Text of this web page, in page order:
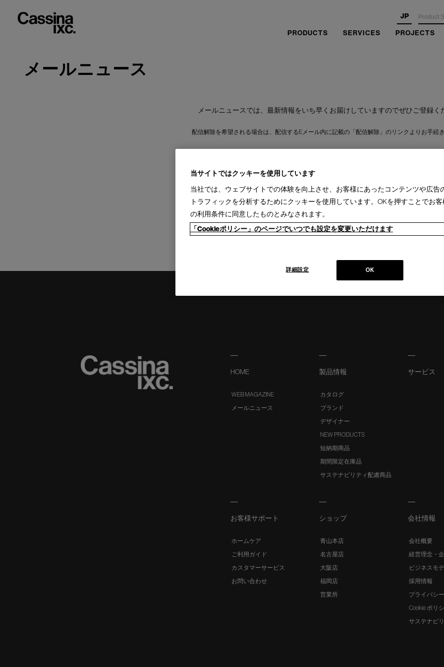
JP
PRODUCTS SERVICES PROJECTS
メールニュース
メールニュースでは、最新情報をいち早くお届けしていますのでぜひご登録く
配信解除を希望される場合は、配信するEメール内に記載の「配信解除」のリンクよりお手続
※フォームはメンテナンス中です。
お急ぎの場合は
お電話でお問い合わせ
HOME
WEB MAGAZINE
メールニュース
製品情報
カタログ
ブランド
デザイナー
NEW PRODUCTS
短納期商品
期間限定在庫品
サステナビリティ配慮商品
サービス
お客様サポート
ホームケア
ご利用ガイド
カスタマーサービス
お問い合わせ
ショップ
青山本店
名古屋店
大阪店
福岡店
営業所
会社情報
会社概要
経営理念・
ビジネスモ
採用情報
プライバシ
Cookie ポリ
サステナビ
当サイトではクッキーを使用しています
当社では、ウェブサイトでの体験を向上させ、お客様にあったコンテンツや広告
トラフィックを分析するためにクッキーを使用しています。OKを押すことでお
の利用条件に同意したものとみなされます。
「Cookieポリシー」のページでいつでも設定を変更いただけます
OK
詳細設定